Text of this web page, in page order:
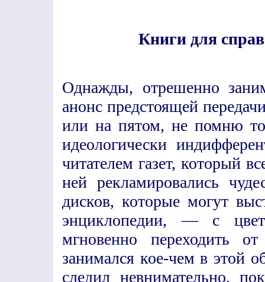
Книги для
Однажды, отрешенно
анонс предстоящей
или на пятом, не помню
идеологически
читателем газет, который
ней рекламировались
дисков, которые могут
энциклопедии, — с
мгновенно переходить
занимался кое-чем в этой
следил невнимательно,